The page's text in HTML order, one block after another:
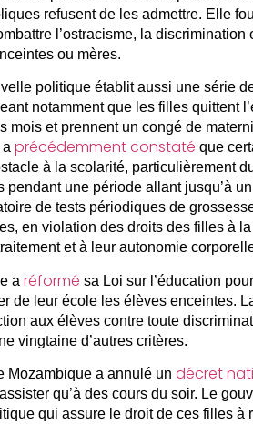
refusent de les admettre. Elle
l’ostracisme, la discrimination
ou mères.
politique établit aussi une série
notamment que les filles quittent
mois et prennent un congé de
précédemment constaté que
à la scolarité, particulièrement
pendant une période allant jusqu’à
de tests périodiques de
en violation des droits des filles à
et à leur autonomie
a réformé sa Loi sur l’éducation
de leur école les élèves enceintes.
aux élèves contre toute
vingtaine d’autres critères.
Mozambique a annulé un décret
qu’à des cours du soir. Le
qui assure le droit de ces filles à